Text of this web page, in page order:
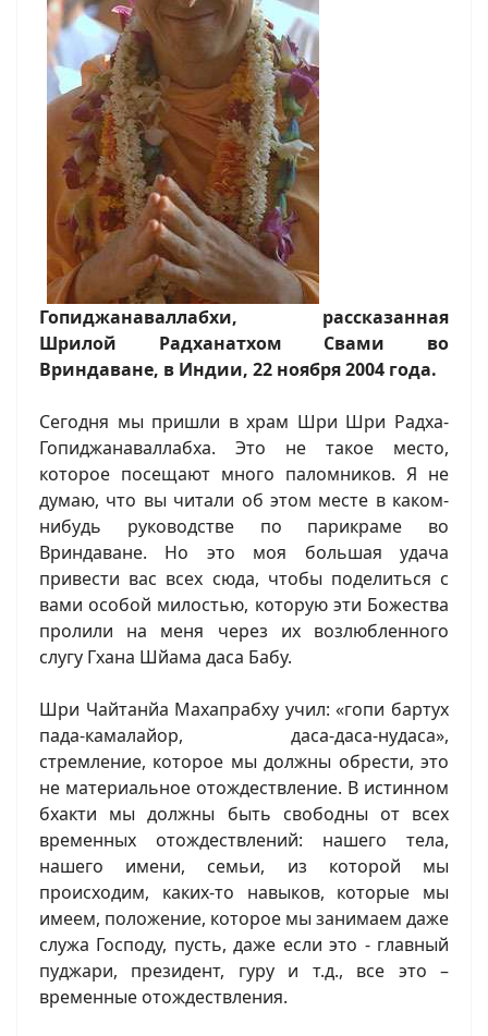
Гопиджанаваллабхи, рассказанная
Шрилой Радханатхом Свами во
Вриндаване, в Индии, 22 ноября 2004 года.
Сегодня мы пришли в храм Шри Шри Радха-
Гопиджанаваллабха. Это не такое место,
которое посещают много паломников. Я не
думаю, что вы читали об этом месте в каком-
нибудь руководстве по парикраме во
Вриндаване. Но это моя большая удача
привести вас всех сюда, чтобы поделиться с
вами особой милостью, которую эти Божества
пролили на меня через их возлюбленного
слугу Гхана Шйама даса Бабу.
Шри Чайтанйа Махапрабху учил: «гопи бартух
пада-камалайор, даса-даса-нудаса»,
стремление, которое мы должны обрести, это
не материальное отождествление. В истинном
бхакти мы должны быть свободны от всех
временных отождествлений: нашего тела,
нашего имени, семьи, из которой мы
происходим, каких-то навыков, которые мы
имеем, положение, которое мы занимаем даже
служа Господу, пусть, даже если это - главный
пуджари, президент, гуру и т.д., все это –
временные отождествления.